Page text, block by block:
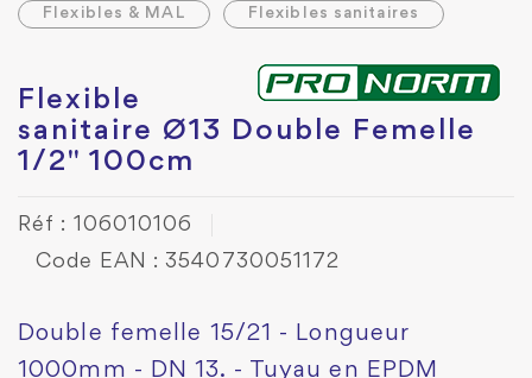
Flexibles & MAL Flexibles sanitaires
Flexible
sanitaire Ø13 Double Femelle
1/2" 100cm
Réf : 106010106
Code EAN : 3540730051172
Double femelle 15/21 - Longueur
1000mm - DN 13. - Tuyau en EPDM